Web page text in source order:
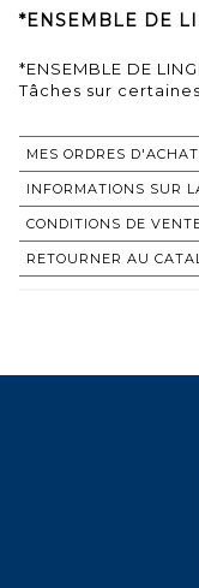
*ENSEMBLE DE
*ENSEMBLE DE
Tâches sur certaines.
MES ORDRES D'ACHAT
INFORMATIONS SUR
CONDITIONS DE
RETOURNER AU